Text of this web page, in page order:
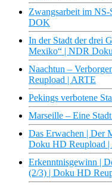
Zwangsarbeit im NS-
DOK
In der Stadt der drei
Mexiko“ | NDR Doku
Naachtun –
Reupload | ARTE
Pekings verbotene
Marseille – Eine
Das Erwachen | Der
Doku HD Reupload |
Erkenntnisgewinn |
(2/3) | Doku HD